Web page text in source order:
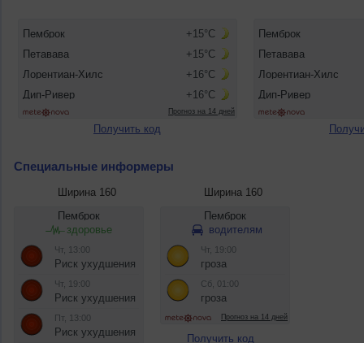
Получить код
Специальные информеры
Ширина 160 Ширина 160
Получить код